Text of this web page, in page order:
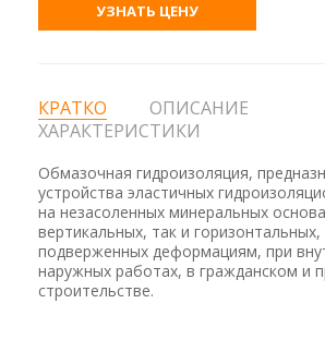
УЗНАТЬ ЦЕНУ
КРАТКО
ОПИСАНИЕ
ХАРАКТЕРИСТИКИ
Обмазочная гидроизоляция,
устройства эластичных
на незасоленных минеральных
вертикальных, так и горизонтальных,
подверженных деформациям, при
наружных работах, в гражданском и
строительстве.